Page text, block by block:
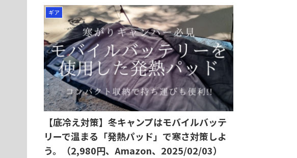
ギア
【底冷え対策】冬キャンプはモバイルバッテ
リーで温まる「発熱パッド」で寒さ対策しよ
う。（2,980円、Amazon、2025/02/03）